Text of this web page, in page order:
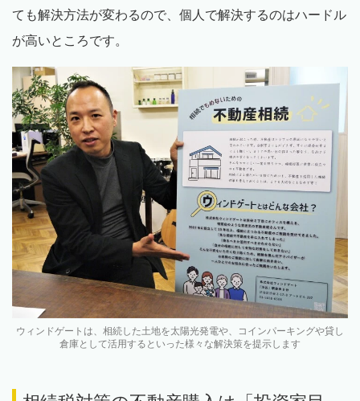
ても解決方法が変わるので、個人で解決するのはハードル
が高いところです。
ウィンドゲートは、相続した土地を太陽光発電や、コインパーキングや貸し
倉庫として活用するといった様々な解決策を提示します